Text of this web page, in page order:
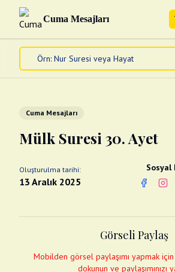
Cuma Mesajları
Cuma Mesajları
Mülk Suresi 30. Ayet
Oluşturulma tarihi:
13 Aralık 2025
Sosyal
Facebook
Görseli Paylaş
Mobilden görsel paylaşımı yapmak
dokunun ve paylaşımınızı